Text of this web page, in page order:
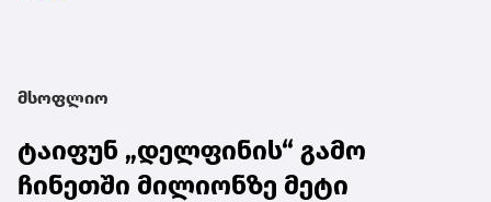
მსოფლიო
ტაიფუნ „დელფინის“ გამო
ჩინეთში მილიონზე მეტი